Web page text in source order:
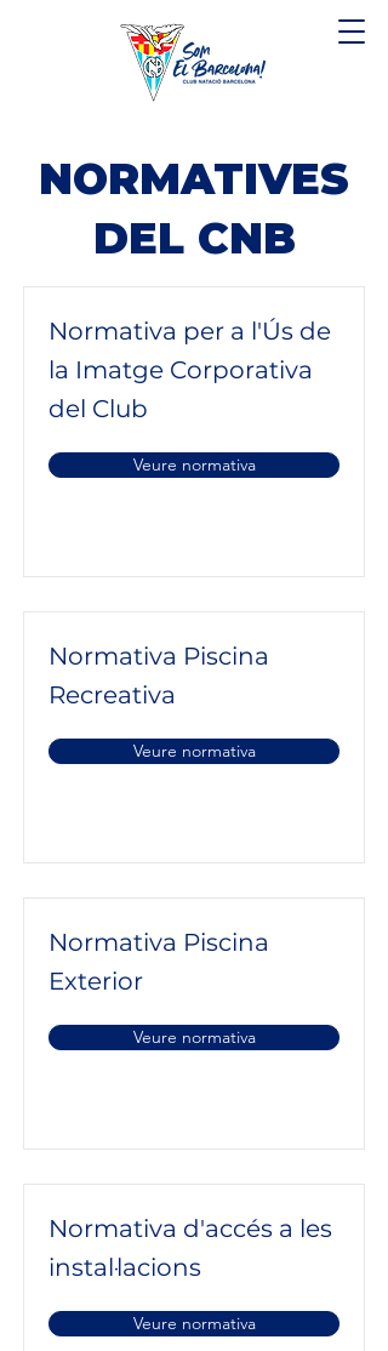
NORMATIVES
DEL CNB
Normativa per a l'Ús de
la Imatge Corporativa
del Club
Veure normativa
Normativa Piscina
Recreativa
Veure normativa
Normativa Piscina
Exterior
Veure normativa
Normativa d'accés a les
instal·lacions
Veure normativa